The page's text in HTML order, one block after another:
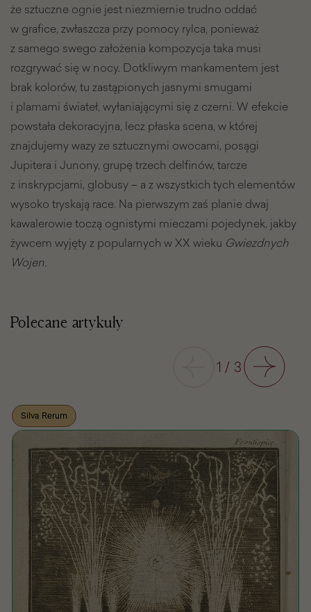
że sztuczne ognie jest niezmiernie trudno oddać
w grafice, zwłaszcza przy pomocy rylca, ponieważ
z samego swego założenia kompozycja taka musi
rozgrywać się w nocy. Dotkliwym mankamentem jest
brak kolorów, tu zastąpionych jasnymi smugami
i plamami świateł, wyłaniającymi się z czerni. W efekcie
powstała dekoracyjna, lecz płaska scena, w której
znajdujemy wazy ze sztucznymi owocami, posągi
Jupitera i Junony, grupę trzech delfinów, tarcze
z inskrypcjami, globusy – a z wszystkich tych elementów
wysoko tryskają race. Na pierwszym zaś planie dwaj
kawalerowie toczą ognistymi mieczami pojedynek, jakby
żywcem wyjęty z popularnych w XX wieku Gwiezdnych
Wojen.
Polecane artykuły
1 / 3 Następny
Silva Rerum